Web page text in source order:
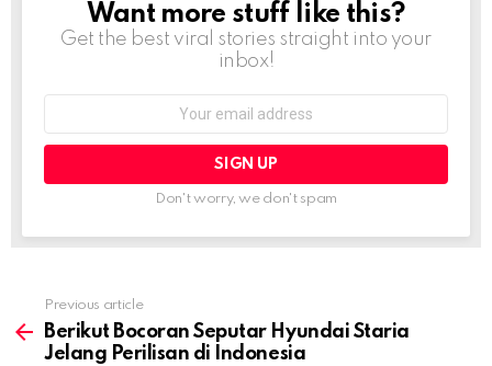
NEWSLETTER
Want more stuff like this?
Get the best viral stories straight into your
inbox!
Don't worry, we don't spam
more
Previous article
Berikut Bocoran Seputar Hyundai Staria
Jelang Perilisan di Indonesia